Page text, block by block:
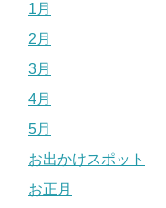
1月
2月
3月
4月
5月
お出かけスポット
お正月